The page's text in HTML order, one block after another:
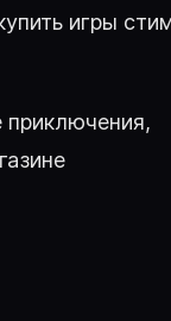
игры
приключения,